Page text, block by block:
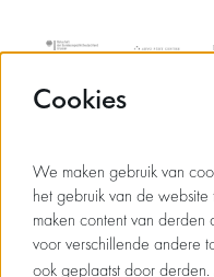
Cookies
We maken gebruik van
het gebruik van de website
maken content van derden
voor verschillende andere
ook geplaatst door derden.